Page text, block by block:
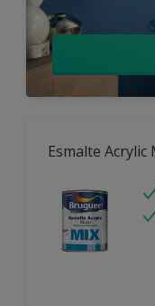
Esmalte Acrylic